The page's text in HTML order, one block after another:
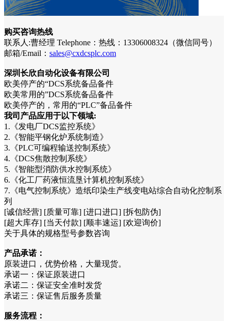
购买咨询热线
联系人:曹经理 Telephone：热线：13306008324（微信同号）
邮箱/Email： sales@cxdcsplc.com
深圳长欣自动化设备有限公司
欧美停产的“DCS系统备品备件
欧美常用的”DCS系统备品备件
欧美停产的，常用的“PLC”备品备件
我司产品应用于以下领域:
1.《发电厂DCS监控系统》
2.《智能平钢化炉系统制造》
3.《PLC可编程输送控制系统》
4.《DCS焦散控制系统》
5.《智能型消防供水控制系统》
6.《化工厂药液恒流垦计算机控制系统》
7.《电气控制系统》造纸印染生产线变电站综合自动化控制系
列
[诚信经营] [质量可靠] [进口进口] [拆包防伪]
[超大库存] [当天付款] [顺丰速运] [欢迎询价]
关于具体的规格型号参数咨询
产品承诺：
原装进口，优势价格，大量现货。
承诺一：保证原装进口
承诺二：保证安全准时发货
承诺三：保证售后服务质量
服务流程：